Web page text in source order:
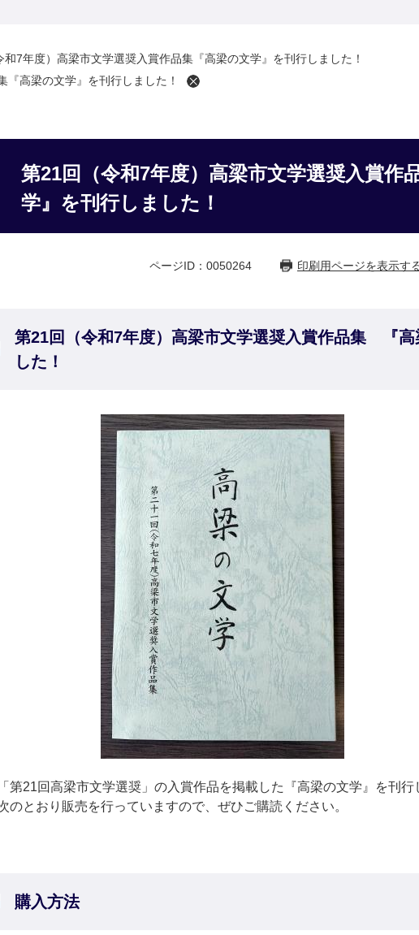
和7年度）高梁市文学選奨入賞作品集『高梁の文学』を刊行しました！
高梁の文学』を刊行しました！
第21回（令和7年度）高梁市文学選奨入賞作
学』を刊行しました！
ページID：0050264 印刷用ページを表示す
第21回（令和7年度）高梁市文学選奨入賞作品集 『高
した！
「第21回高梁市文学選奨」の入賞作品を掲載した『高梁の文学』を刊行
のとおり販売を行っていますので、ぜひご購読ください。
購入方法